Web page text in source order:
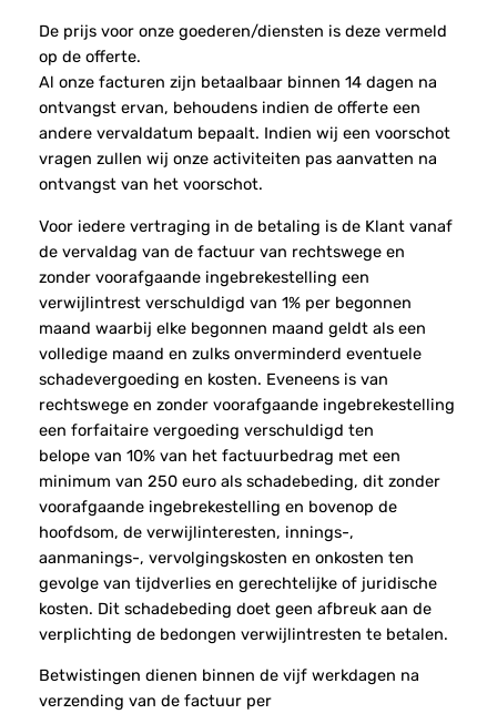
De prijs voor onze goederen/diensten is deze vermeld
op de offerte.
Al onze facturen zijn betaalbaar binnen 14 dagen na
ontvangst ervan, behoudens indien de offerte een
andere vervaldatum bepaalt. Indien wij een voorschot
vragen zullen wij onze activiteiten pas aanvatten na
ontvangst van het voorschot.
Voor iedere vertraging in de betaling is de Klant vanaf
de vervaldag van de factuur van rechtswege en
zonder voorafgaande ingebrekestelling een
verwijlintrest verschuldigd van 1% per begonnen
maand waarbij elke begonnen maand geldt als een
volledige maand en zulks onverminderd eventuele
schadevergoeding en kosten. Eveneens is van
rechtswege en zonder voorafgaande ingebrekestelling
een forfaitaire vergoeding verschuldigd ten
belope van 10% van het factuurbedrag met een
minimum van 250 euro als schadebeding, dit zonder
voorafgaande ingebrekestelling en bovenop de
hoofdsom, de verwijlinteresten, innings-,
aanmanings-, vervolgingskosten en onkosten ten
gevolge van tijdverlies en gerechtelijke of juridische
kosten. Dit schadebeding doet geen afbreuk aan de
verplichting de bedongen verwijlintresten te betalen.
Betwistingen dienen binnen de vijf werkdagen na
verzending van de factuur per